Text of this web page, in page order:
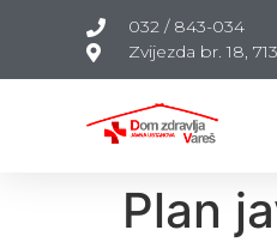
032 / 843-034
Zvijezda br. 18,
Plan